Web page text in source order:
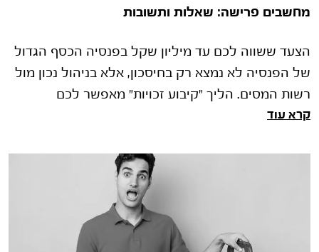
מחשבים פרישה: שאלות ותשובות
הצעד ששווה לכם עד מיליון שקל בפנסיה הכסף הגדול
של הפנסיה לא נמצא רק בחיסכון, אלא בניהול נכון מול
רשות המסים. הליך "קיבוע זכויות" מאפשר לכם
להחליט איך לנצל את סל הפטורי
קרא עוד